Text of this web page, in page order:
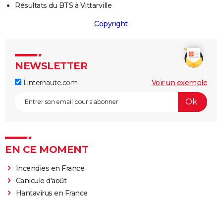
Résultats du BTS à Vittarville
Copyright
NEWSLETTER
Linternaute.com Voir un exemple
EN CE MOMENT
Incendies en France
Canicule d'août
Hantavirus en France